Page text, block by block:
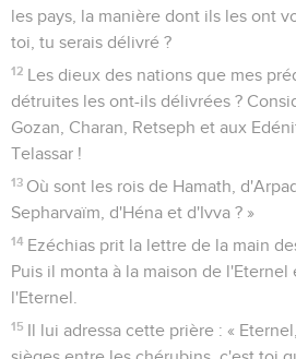
les pays, la manière dont ils les ont
toi, tu serais délivré ?
12 Les dieux des nations que mes
détruites les ont-ils délivrées ?
Gozan, Charan, Retseph et aux
Telassar !
13 Où sont les rois de Hamath,
Sepharvaïm, d'Héna et d'Ivva ? »
14 Ezéchias prit la lettre de la main
Puis il monta à la maison de
l'Eternel.
15 Il lui adressa cette prière : «